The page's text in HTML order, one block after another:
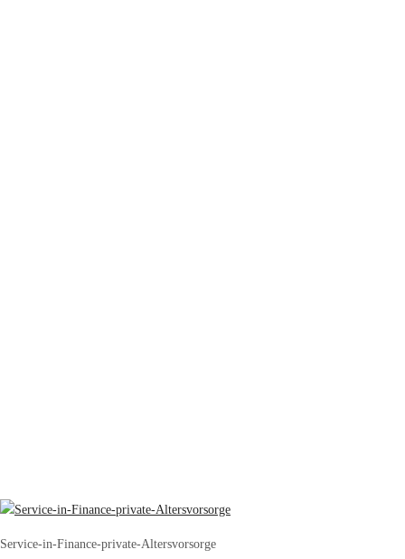
Service-in-Finance-private-Altersvorsorge